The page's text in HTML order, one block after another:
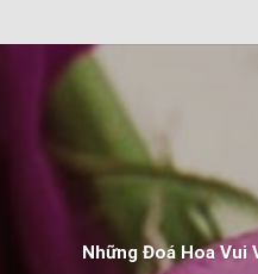
Những Đoá Hoa Vui